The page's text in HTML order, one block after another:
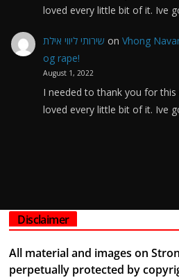
loved every little bit of it. Ive
שירותי ליווי אילת on Vhong
og rape!
August 1, 2022
I needed to thank you for
loved every little bit of it. Ive
Disclaimer
All material and images on
perpetually protected by